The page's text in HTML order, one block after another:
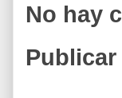
No hay